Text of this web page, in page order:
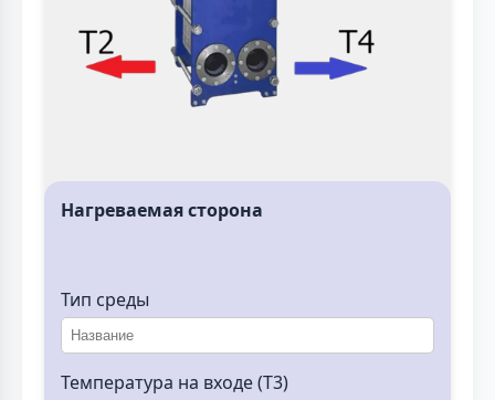
Нагреваемая сторона
Тип среды
Температура на входе (T3)